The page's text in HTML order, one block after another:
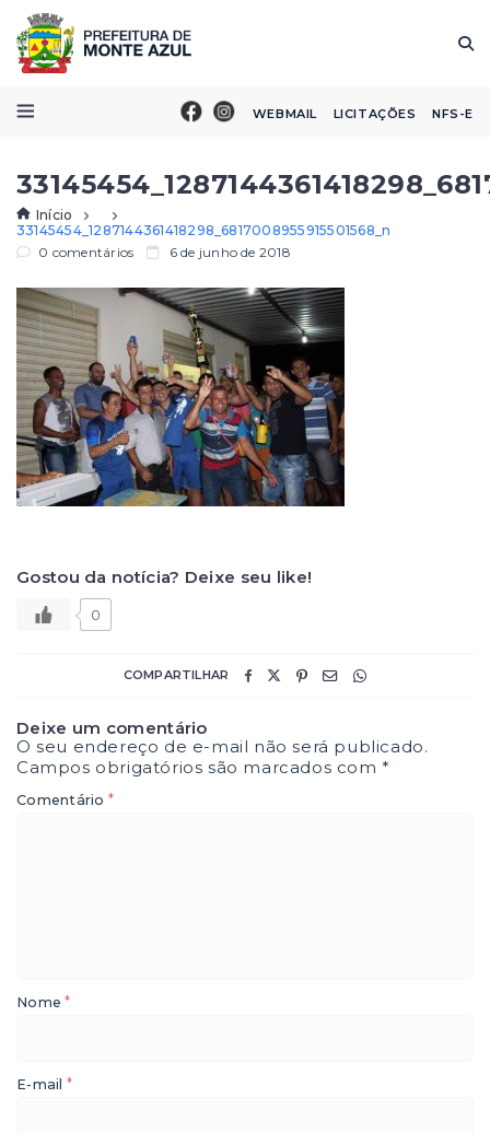
WEBMAIL LICITAÇÕES NFS-E
Início
33145454_1287144361418298_6817008955915501568_n
0 comentários
6 de junho de 2018
Gostou da notícia? Deixe seu like!
0
COMPARTILHAR
Deixe um comentário
O seu endereço de e-mail não será publicado.
Campos obrigatórios são marcados com*
Comentário *
Nome*
E-mail *